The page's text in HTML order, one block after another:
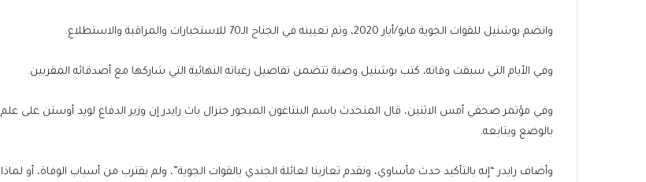
وانضم بوشنيل للقوات الجوية مايو/أيار 2020، وتم تعيينه في الجناح الـ70 للاستخبارات والمراقبة والاستطلاع.
وفي الأيام التي سبقت وفاته، كتب بوشنيل وصية تتضمن تفاصيل رغباته النهائية التي شاركها مع أصدقائه المقربين.
وفي مؤتمر صحفي أمس الاثنين، قال المتحدث باسم البنتاغون الميجور جنرال بات رايدر إن وزير الدفاع لويد أوستن على علم
بالوضع ويتابعه.
وأضاف رايدر “إنه بالتأكيد حدث مأساوي، ونقدم تعازينا لعائلة الجندي بالقوات الجوية”، ولم يقترب من أسباب الوفاة، أو لماذا